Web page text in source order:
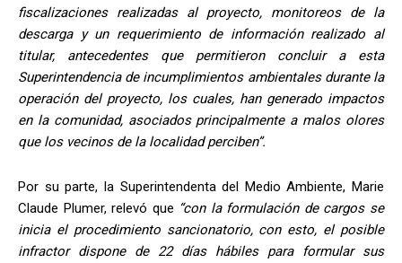
fiscalizaciones realizadas al proyecto, monitoreos de la
descarga y un requerimiento de información realizado al
titular, antecedentes que permitieron concluir a esta
Superintendencia de incumplimientos ambientales durante la
operación del proyecto, los cuales, han generado impactos
en la comunidad, asociados principalmente a malos olores
que los vecinos de la localidad perciben”.
Por su parte, la Superintendenta del Medio Ambiente, Marie
Claude Plumer, relevó que “con la formulación de cargos se
inicia el procedimiento sancionatorio, con esto, el posible
infractor dispone de 22 días hábiles para formular sus